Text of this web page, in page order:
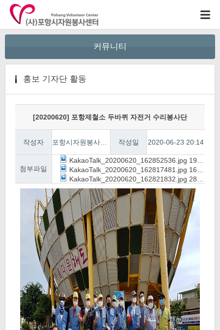
커뮤니티
홍보 기자단 활동
[20200620] 포항제철소 두바퀴 자전거 수리봉사단
작성자 작성일 2020-06-23 20:14
첨부파일
KakaoTalk_20200620_162852536.jpg 190.8K
KakaoTalk_20200620_162817481.jpg 160.4K
KakaoTalk_20200620_162821832.jpg 285.5K